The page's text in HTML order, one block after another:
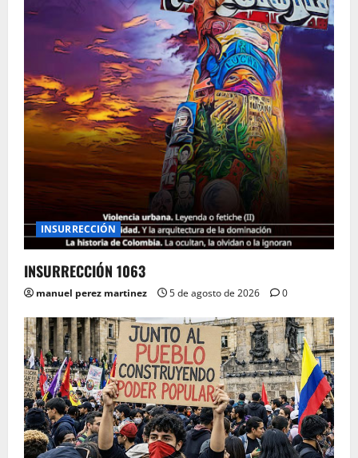
INSURRECCIÓN
INSURRECCIÓN 1063
manuel perez martinez 5 de agosto de 2026 0